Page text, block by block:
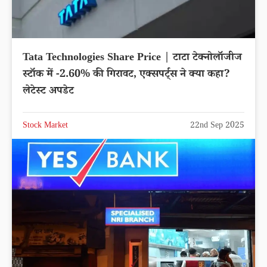
Tata Technologies Share Price | टाटा टेक्नोलॉजीज
स्टॉक में -2.60% की गिरावट, एक्सपर्ट्स ने क्या कहा?
लेटेस्ट अपडेट
Stock Market 22nd Sep 2025